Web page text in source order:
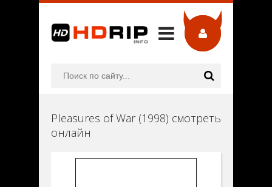
Pleasures of War (1998) смотреть
онлайн